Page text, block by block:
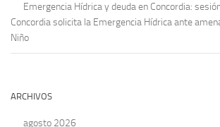
Emergencia Hídrica y deuda en Concordia:
Concordia solicita la Emergencia Hídrica ante
Niño
ARCHIVOS
agosto 2026